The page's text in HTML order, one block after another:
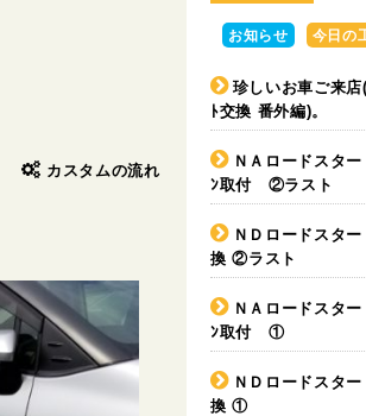
カスタムの流れ パーツの販売
お知らせ 今日の
珍しいお車ご来
ﾄ交換 番外編)。
ＮＡロードスタ
ﾝ取付 ②ラスト
ＮＤロードスタ
換 ②ラスト
ＮＡロードスタ
ﾝ取付 ①
ＮＤロードスタ
換 ①